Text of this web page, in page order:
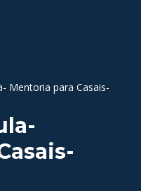
Mentoria para Casais-